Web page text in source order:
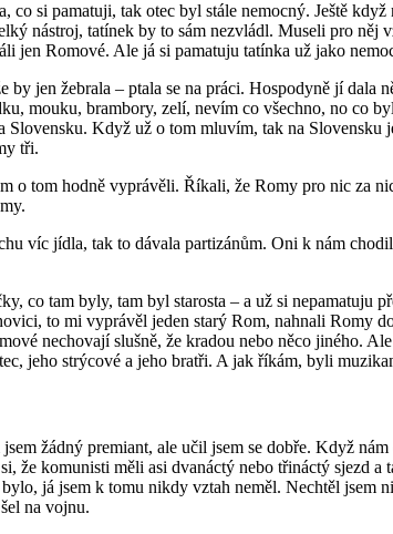
si pamatuji, tak otec byl stále nemocný. Ještě
nástroj, tatínek by to sám nezvládl. Museli pro
jen Romové. Ale já si pamatuju tatínka už jako
jen žebrala – ptala se na práci. Hospodyně jí
mouku, brambory, zelí, nevím co všechno, no co
Slovensku. Když už o tom mluvím, tak na
tři.
o tom hodně vyprávěli. Říkali, že Romy pro nic za
víc jídla, tak to dávala partizánům. Oni k nám
co tam byly, tam byl starosta – a už si nepamatuju
to mi vyprávěl jeden starý Rom, nahnali Romy
nechovají slušně, že kradou nebo něco jiného.
jeho strýcové a jeho bratři. A jak říkám, byli
žádný premiant, ale učil jsem se dobře. Když
že komunisti měli asi dvanáctý nebo třináctý sjezd
já jsem k tomu nikdy vztah neměl. Nechtěl
na vojnu.